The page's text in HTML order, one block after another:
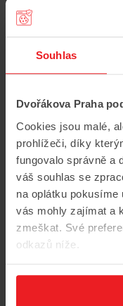
Souhlas
Dvořákova Praha
Cookies jsou malé,
prohlížeči, díky
fungovalo správně a
váš souhlas se
na oplátku pokusíme
vás mohly zajímat a
zmeškat. Své
odkazů níže.